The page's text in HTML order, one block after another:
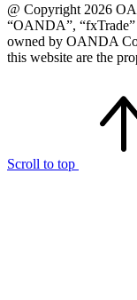
@ Copyright 2026
“OANDA”,
owned by OANDA
this website are the
Scroll to top